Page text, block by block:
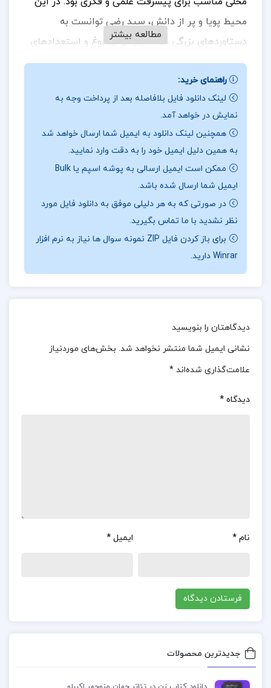
محیط پویا و پر از دانش، سید رضی توانست به
دستاوردهای بزرگی دست یابد و از نبوغ و استعدادهای
خود بهره‌برداری کند.برای خرید و دانلود کتاب های
بیشتر همراهتک پروژه
درباره و خلاصه کتاب سید رضی مولف نهج البلاغه علی
دوانی
تألیف نهج‌البلاغه یکی از مهم‌ترین دستاوردهای سید
رضی، تألیف کتاب “نهج‌البلاغه” است. این کتاب
مجموعه‌ای از خطبه‌ها، نامه‌ها و حکمت‌های امام علی
(ع) است که توسط سید رضی گردآوری و تدوین شده
است. نهج‌البلاغه به عنوان یکی از برجسته‌ترین آثار
ادبی و دینی در تاریخ اسلام شناخته می‌شود و به سید
دوانی
سید رضی نبوغ از کودکی تا بزرگسالی محمد بن حسین،
قمری در بغداد چشم به جهان گشود. از همان کودکی،
دوره بی‌نیاز شد.
چهارمین قرن هجری، دوران طلایی تاریخ اسلام محسوب
می‌شود. در این دوره، دانشمندان بزرگ مسلمان از
تمامی مذاهب همچون شیعه، سنی، زیدی، اسماعیلی و
حتی دانشمندان غیر مسلمان در عراق، مصر، سوریه،
مطالعه بیشتر
راهنمای خرید:
لینک دانلود فایل بلافاصله بعد از پرداخت وجه به
نمایش در خواهد آمد.
همچنین لینک دانلود به ایمیل شما ارسال خواهد شد
به همین دلیل ایمیل خود را به دقت وارد نمایید.
ممکن است ایمیل ارسالی به پوشه اسپم یا Bulk
ایمیل شما ارسال شده باشد.
در صورتی که به هر دلیلی موفق به دانلود فایل مورد
نظر نشدید با ما تماس بگیرید.
برای باز کردن فایل ZIP نمونه سوال ها نیاز به نرم افزار
Winrar دارید.
دیدگاهتان را بنویسید
نشانی ایمیل شما منتشر نخواهد شد. بخش‌های موردنیاز
علامت‌گذاری شده‌اند *
دیدگاه *
نام * ایمیل *
جدیدترین محصولات